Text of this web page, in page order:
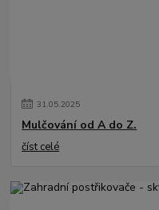
31.05.2025
Mulčování od A do Z.
číst celé